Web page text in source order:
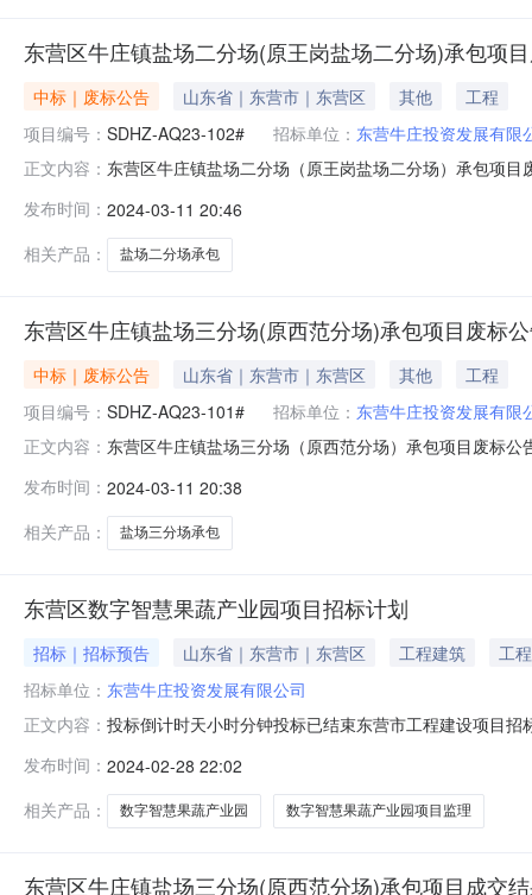
东营区牛庄镇盐场二分场(原王岗盐场二分场)承包项
中标｜废标公告 山东省｜东营市｜东营区 其他
工程
项目编号： SDHZ-AQ23-102# 招标单位： 东营牛庄投资发展有限
正文内容： 东营区牛庄镇盐场二分场（原王岗盐场二分场）承包项
东营区牛庄镇盐场二分场（原王岗盐场二分场）承包项
发布时间： 2024-03-11 20:46
相关产品：
盐场二分场承包
东营区牛庄镇盐场三分场(原西范分场)承包项目废标
中标｜废标公告 山东省｜东营市｜东营区 其他
工程
项目编号： SDHZ-AQ23-101# 招标单位： 东营牛庄投资发展有限
正文内容： 东营区牛庄镇盐场三分场（原西范分场）承包项目废标
分场（原西范分场）承包项目终止日期：2023年12月28
发布时间： 2024-03-11 20:38
相关产品：
盐场三分场承包
东营区数字智慧果蔬产业园项目招标计划
招标｜招标预告 山东省｜东营市｜东营区 工程建筑
工程
招标单位： 东营牛庄投资发展有限公司
正文内容： 投标倒计时天小时分钟投标已结束东营市工程建设项目
座，设施内总面积为9.5万平方米，配套薄膜、棉被11万
中心1500.00招标项目1东营
发布时间： 2024-02-28 22:02
相关产品：
数字智慧果蔬产业园 数字智慧果蔬产业园项目监理
东营区牛庄镇盐场三分场(原西范分场)承包项目成交